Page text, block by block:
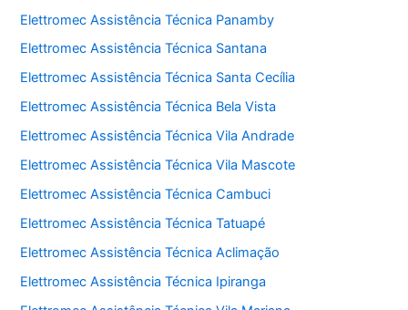
Elettromec Assistência Técnica Panamby
Elettromec Assistência Técnica Santana
Elettromec Assistência Técnica Santa Cecília
Elettromec Assistência Técnica Bela Vista
Elettromec Assistência Técnica Vila Andrade
Elettromec Assistência Técnica Vila Mascote
Elettromec Assistência Técnica Cambuci
Elettromec Assistência Técnica Tatuapé
Elettromec Assistência Técnica Aclimação
Elettromec Assistência Técnica Ipiranga